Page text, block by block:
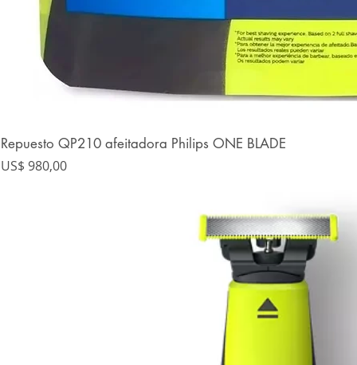
Repuesto QP210 afeitadora Philips ONE BLADE
Precio
US$ 980,00